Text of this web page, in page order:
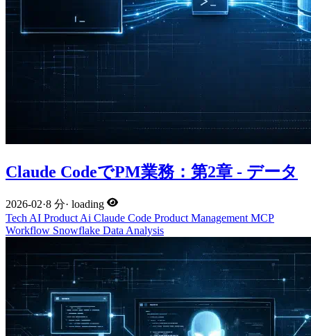
Claude CodeでPM業務：第2章 - データ
2026-02·8 分· loading
Tech AI Product Ai Claude Code Product Management MCP
Workflow Snowflake Data Analysis